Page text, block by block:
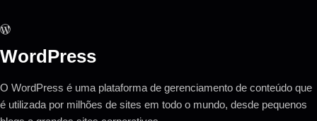
WordPress
O WordPress é uma plataforma de gerenciamento de conteúdo que
é utilizada por milhões de sites em todo o mundo, desde pequenos